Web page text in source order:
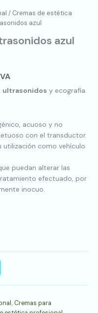
/ Cremas de estética
azul
azul
ultrasonidos y ecografía.
acuoso y no
con el transductor.
utilización como vehículo
puedan alterar las
efectuado, por
inocuo.
, Cremas para